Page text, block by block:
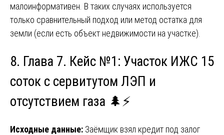
малоинформативен. В таких случаях используется
только сравнительный подход или метод остатка для
земли (если есть объект недвижимости на участке).
8. Глава 7. Кейс №1: Участок ИЖС 15
соток с сервитутом ЛЭП и
отсутствием газа 🌲⚡
Исходные данные: Заёмщик взял кредит под залог